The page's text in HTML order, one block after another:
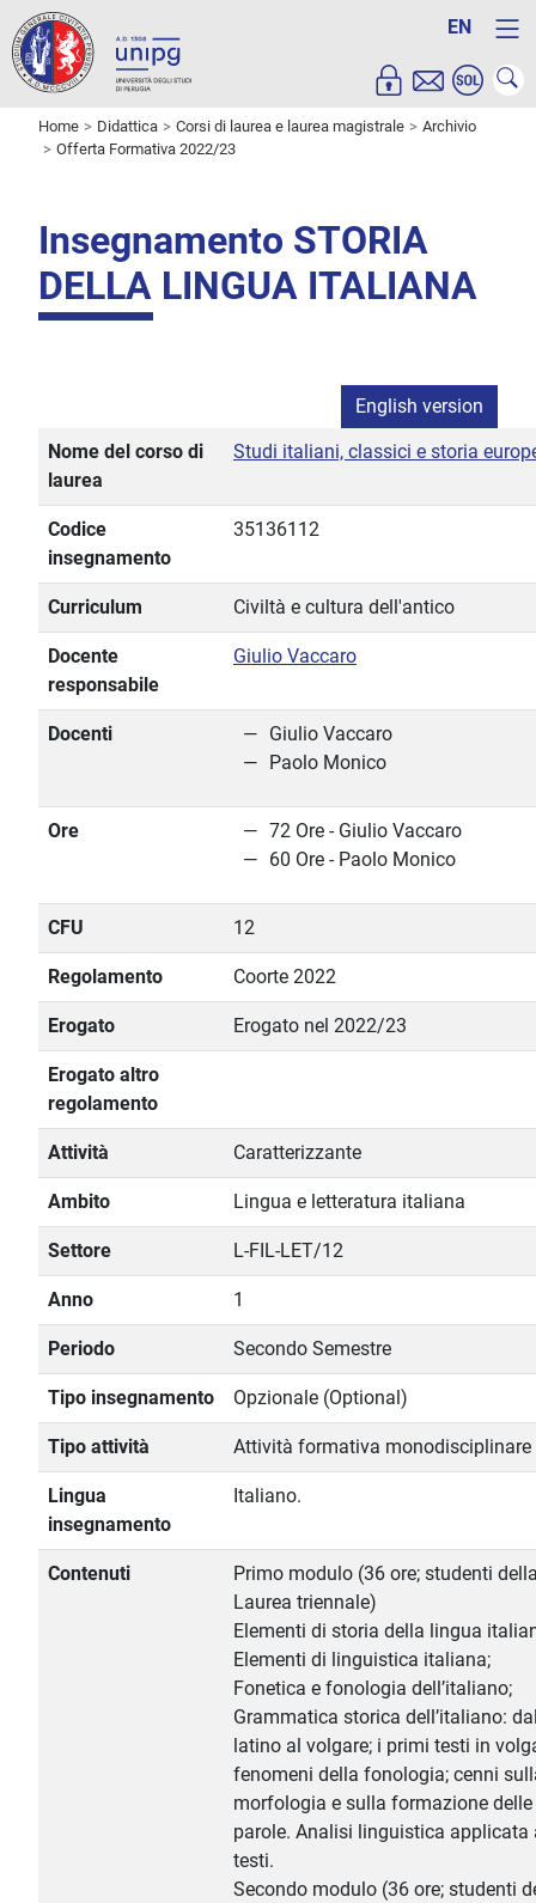
EN
Home Didattica Corsi di laurea e laurea magistrale
Archivio
Offerta Formativa 2022/23
Insegnamento STORIA
DELLA LINGUA ITALIANA
English version
Nome del corso di
laurea
Studi italiani, classici e storia
Codice
insegnamento
35136112
Curriculum Civiltà e cultura dell'antico
Docente
responsabile
Giulio Vaccaro
Docenti
Giulio Vaccaro
Paolo Monico
Ore
72 Ore - Giulio Vaccaro
60 Ore - Paolo Monico
CFU 12
Regolamento Coorte 2022
Erogato Erogato nel 2022/23
Erogato altro
regolamento
Attività Caratterizzante
Ambito Lingua e letteratura italiana
Settore L-FIL-LET/12
Anno 1
Periodo Secondo Semestre
Tipo insegnamento Opzionale (Optional)
Tipo attività Attività formativa monodisciplinare
Lingua
insegnamento
Italiano.
Contenuti
Primo modulo (36 ore; studenti
Laurea triennale)
Elementi di storia della lingua
Elementi di linguistica italiana;
Fonetica e fonologia dell’italiano;
Grammatica storica dell’italiano:
latino al volgare; i primi testi in
fenomeni della fonologia; cenni
morfologia e sulla formazione delle
parole. Analisi linguistica applicata
testi.
Secondo modulo (36 ore; studenti